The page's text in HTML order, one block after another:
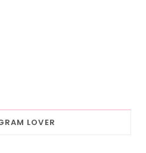
LOVER